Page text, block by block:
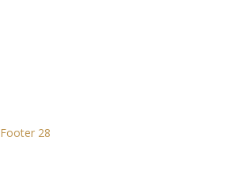
Footer 28